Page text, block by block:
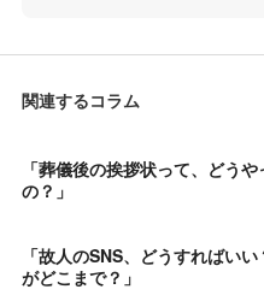
関連するコラム
「葬儀後の挨拶状って、どう
の？」
「故人のSNS、どうすればい
がどこまで？」